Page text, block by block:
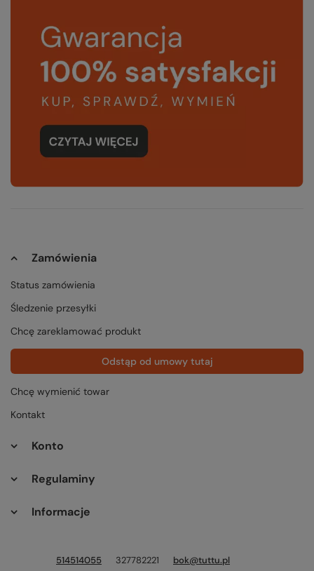
Zamówienia
Status zamówienia
Śledzenie przesyłki
Chcę zareklamować produkt
Odstąp od umowy tutaj
Chcę wymienić towar
Kontakt
Konto
Regulaminy
Informacje
514514055 327782221
bok@tuttu.pl